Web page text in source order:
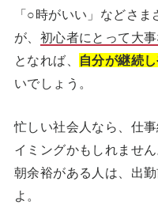
「○時がいい」などさ
が、 初心者にとって大
となれば、
自分が継続
いでしょう。
忙しい社会人なら、仕
イミングかもしれません
朝余裕がある人は、出
よ。